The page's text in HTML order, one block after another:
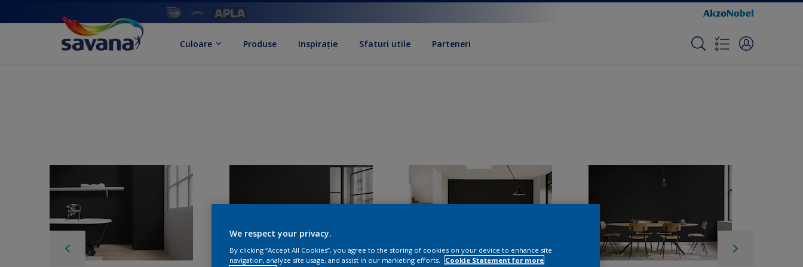
Culoare Produse Inspirație Sfaturi utile Parteneri
We respect your privacy.
By clicking “Accept All Cookies”, you agree to the storing of cookies on your device to enhance site
navigation, analyze site usage, and assist in our marketing efforts.
Cookie Statement for more